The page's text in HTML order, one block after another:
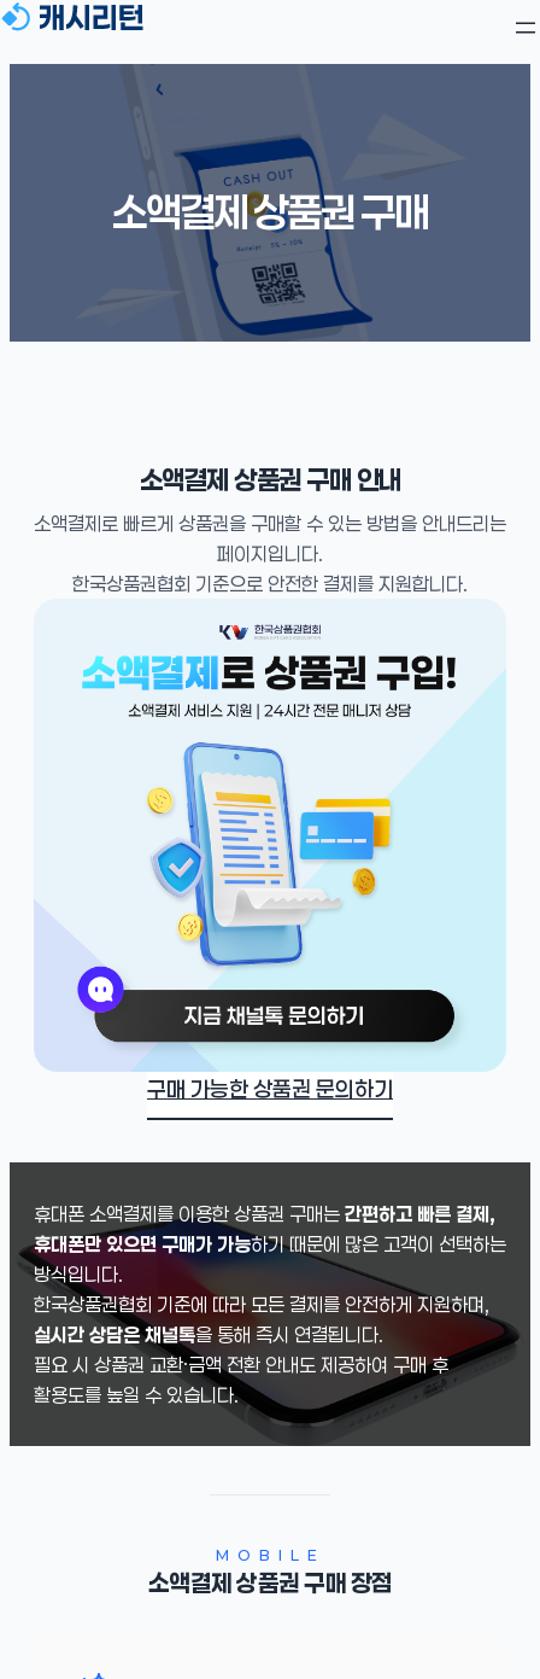
소액결제 상품권 구매
소액결제 상품권 구매 안내
소액결제로 빠르게 상품권을 구매할 수 있는 방법을 안내드리는
페이지입니다.
한국상품권협회 기준으로 안전한 결제를 지원합니다.
구매 가능한 상품권 문의하기
휴대폰 소액결제를 이용한 상품권 구매는 간편하고 빠른 결제,
휴대폰만 있으면 구매가 가능하기 때문에 많은 고객이 선택하는
방식입니다.
한국상품권협회 기준에 따라 모든 결제를 안전하게 지원하며,
실시간 상담은 채널톡을 통해 즉시 연결됩니다.
필요 시 상품권 교환·금액 전환 안내도 제공하여 구매 후
활용도를 높일 수 있습니다.
MOBILE
소액결제상품권 구매 장점